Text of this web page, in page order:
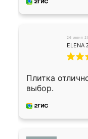
26 июня
ELENA
Плитка
выбор.